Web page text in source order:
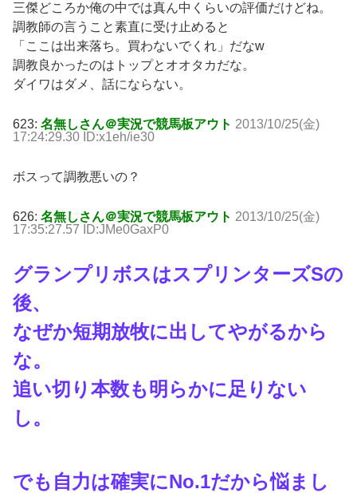
三傑どころか俺の中では真ん中くらいの評価だけどね。
調教師の言うこと素直に受け止めると
「ここは出来落ち。買わないでくれ」だなw
調教良かったのはトップとオオタカだな。
ダイワはダメ、話にならない。
623: 名無しさん＠実況で競馬板アウト 2013/10/25(金)
17:24:29.30 ID:x1eh/ie30
ボスって調教悪いの？
626: 名無しさん＠実況で競馬板アウト 2013/10/25(金)
17:35:27.57 ID:JMe0GaxP0
グランプリボスはスプリンターズSの
後、
なぜか短期放牧に出してやがるから
な。
追い切り本数も明らかに足りない
し。
でも自力は確実にNo.1だから悩まし